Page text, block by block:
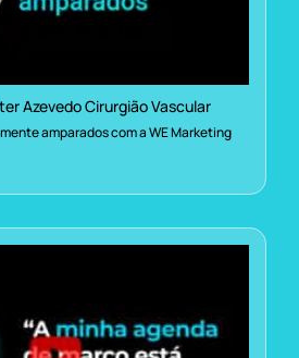
Azevedo Cirurgião Vascular
amparados com a WE Marketing